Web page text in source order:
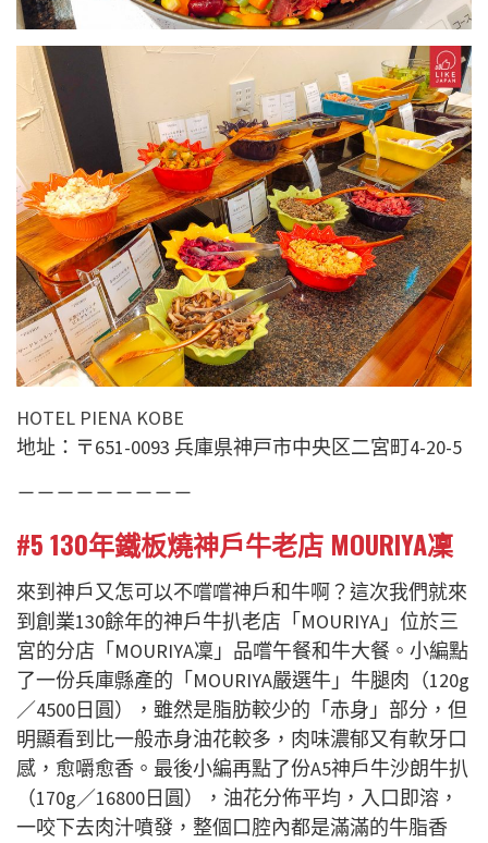
HOTEL PIENA KOBE
地址：〒651-0093 兵庫県神戸市中央区二宮町4-20-5
－－－－－－－－－
#5 130年鐵板燒神戶牛老店 MOURIYA凜
來到神戶又怎可以不嚐嚐神戶和牛啊？這次我們就來
到創業130餘年的神戶牛扒老店「MOURIYA」位於三
宮的分店「MOURIYA凜」品嚐午餐和牛大餐。小編點
了一份兵庫縣產的「MOURIYA嚴選牛」牛腿肉（120g
／4500日圓），雖然是脂肪較少的「赤身」部分，但
明顯看到比一般赤身油花較多，肉味濃郁又有軟牙口
感，愈嚼愈香。最後小編再點了份A5神戶牛沙朗牛扒
（170g／16800日圓），油花分佈平均，入口即溶，
一咬下去肉汁噴發，整個口腔內都是滿滿的牛脂香